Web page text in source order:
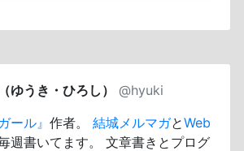
ゆうき・ひろし）
@hyuki
ール』 作者。 結城メルマガとWeb
週書いてます。 文章書きとプログ